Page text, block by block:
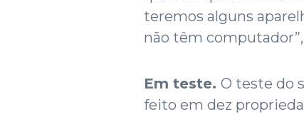
teremos alguns
não têm
Em teste. O teste do
feito em dez